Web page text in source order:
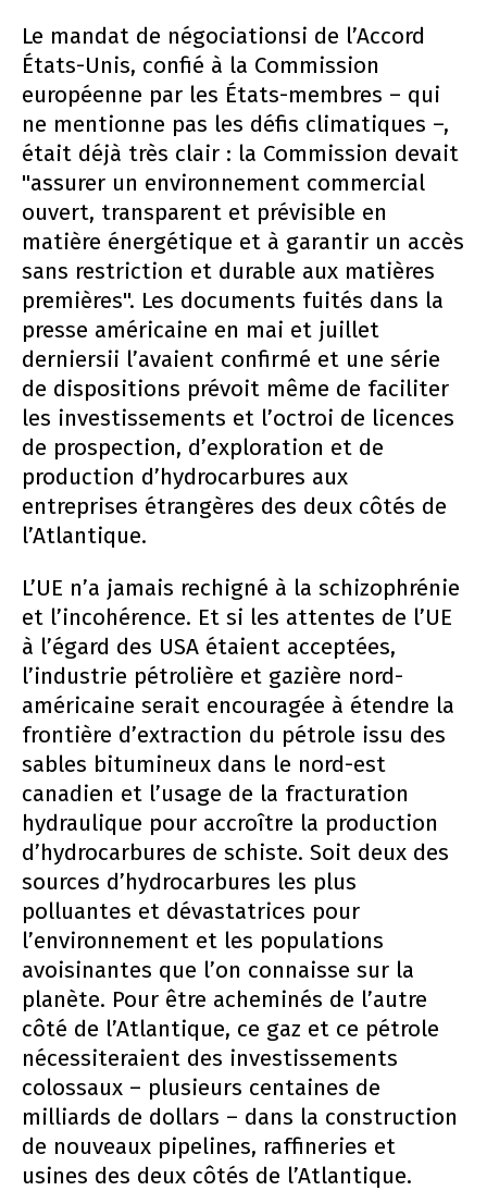
Le mandat de négociationsi de l’Accord
États-Unis, confié à la Commission
européenne par les États-membres – qui
ne mentionne pas les défis climatiques –,
était déjà très clair : la Commission devait
"assurer un environnement commercial
ouvert, transparent et prévisible en
matière énergétique et à garantir un accès
sans restriction et durable aux matières
premières". Les documents fuités dans la
presse américaine en mai et juillet
derniersii l’avaient confirmé et une série
de dispositions prévoit même de faciliter
les investissements et l’octroi de licences
de prospection, d’exploration et de
production d’hydrocarbures aux
entreprises étrangères des deux côtés de
l’Atlantique.
L’UE n’a jamais rechigné à la schizophrénie
et l’incohérence. Et si les attentes de l’UE
à l’égard des USA étaient acceptées,
l’industrie pétrolière et gazière nord-
américaine serait encouragée à étendre la
frontière d’extraction du pétrole issu des
sables bitumineux dans le nord-est
canadien et l’usage de la fracturation
hydraulique pour accroître la production
d’hydrocarbures de schiste. Soit deux des
sources d’hydrocarbures les plus
polluantes et dévastatrices pour
l’environnement et les populations
avoisinantes que l’on connaisse sur la
planète. Pour être acheminés de l’autre
côté de l’Atlantique, ce gaz et ce pétrole
nécessiteraient des investissements
colossaux – plusieurs centaines de
milliards de dollars – dans la construction
de nouveaux pipelines, raffineries et
usines des deux côtés de l’Atlantique.